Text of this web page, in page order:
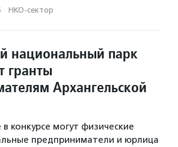
· НКО-сектор
национальный парк
гранты
Архангельской
в конкурсе могут физические
предприниматели и юрлица